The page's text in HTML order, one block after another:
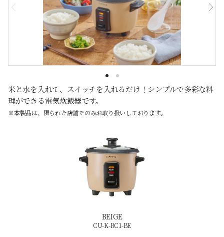
米と水を入れて、スイッチを入れるだけ！シンプルで多彩な料
理ができる電気炊飯器です。
※本製品は、限られた店舗でのみお取り扱いしております。
BEIGE
CU-K-RC1-BE